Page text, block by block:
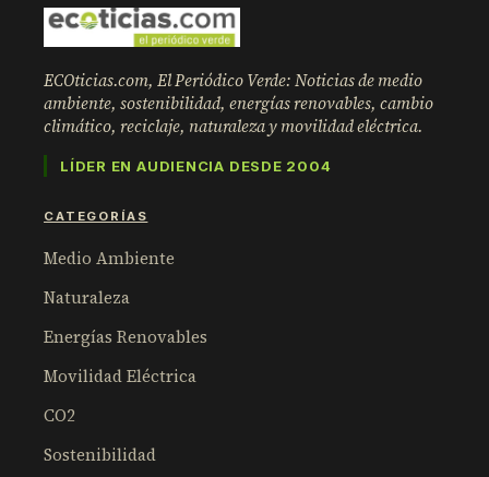
ECOticias.com, El Periódico Verde: Noticias de medio
ambiente, sostenibilidad, energías renovables, cambio
climático, reciclaje, naturaleza y movilidad eléctrica.
LÍDER EN AUDIENCIA DESDE 2004
CATEGORÍAS
Medio Ambiente
Naturaleza
Energías Renovables
Movilidad Eléctrica
CO2
Sostenibilidad